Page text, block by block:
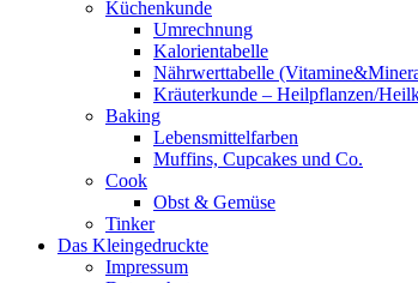
Küchenkunde
Umrechnung
Kalorientabelle
Nährwerttabelle
Kräuterkunde – Heilpflanzen/
Baking
Lebensmittelfarben
Muffins, Cupcakes und Co.
Cook
Obst & Gemüse
Tinker
Das Kleingedruckte
Impressum